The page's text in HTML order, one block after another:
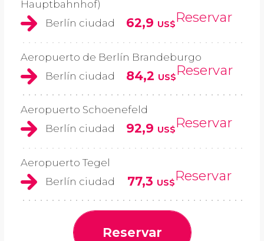
Hauptbahnhof)
Berlín ciudad
62,9 US$Reservar
Aeropuerto de Berlín Brandeburgo
Berlín ciudad
84,2 US$Reservar
Aeropuerto Schoenefeld
Berlín ciudad
92,9 US$Reservar
Aeropuerto Tegel
Berlín ciudad
77,3 US$Reservar
Reservar